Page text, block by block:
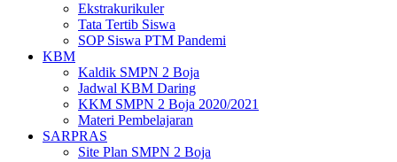
Ekstrakurikuler
Tata Tertib Siswa
SOP Siswa PTM Pandemi
KBM
Kaldik SMPN 2 Boja
Jadwal KBM Daring
KKM SMPN 2 Boja 2020/2021
Materi Pembelajaran
SARPRAS
Site Plan SMPN 2 Boja